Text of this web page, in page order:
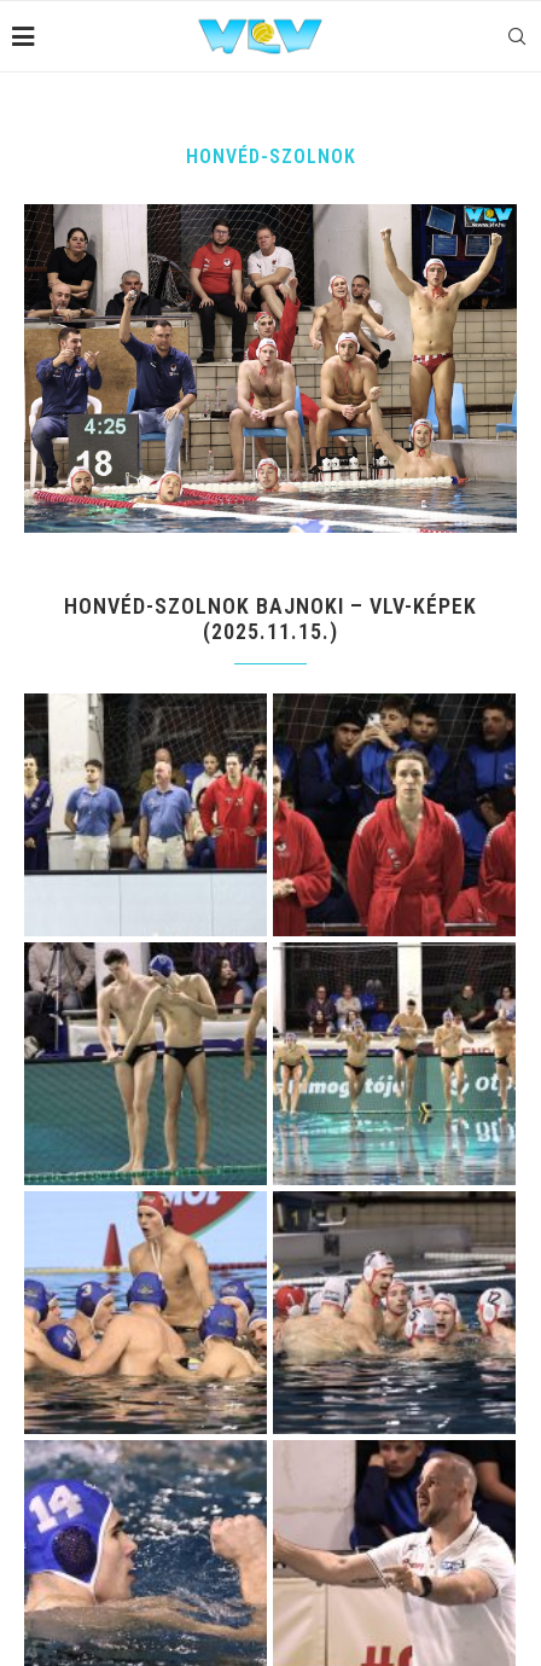
HONVÉD-SZOLNOK
HONVÉD-SZOLNOK BAJNOKI – VLV-KÉPEK
(2025.11.15.)